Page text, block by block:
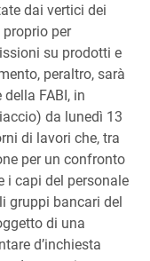
dai vertici dei
per
su prodotti e
peraltro, sarà
FABI, in
da lunedì 13
di lavori che, tra
per un confronto
i capi del personale
gruppi bancari del
di una
d’inchiesta